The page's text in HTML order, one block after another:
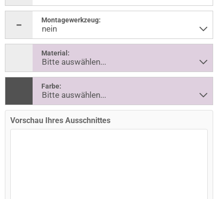
Montagewerkzeug:
Material:
Farbe:
Vorschau Ihres Ausschnittes